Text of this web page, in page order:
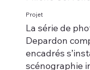
Projet
La série de
Depardon
encadrés
scénographie